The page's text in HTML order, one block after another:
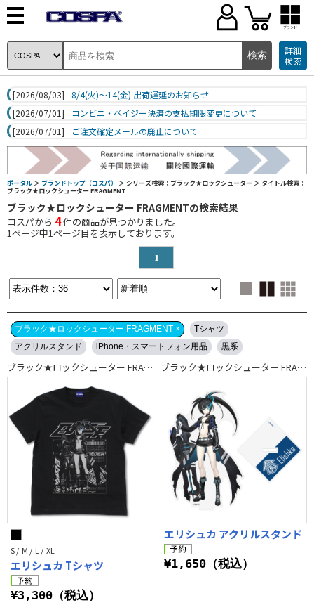
ブランド
詳細
検索
[2026/08/03]
8/4(火)～14(金) 出荷遅延のお知らせ
[2026/07/01]
コンビニ・ペイジー決済の支払期限変更について
[2026/07/01]
ご注文確定メールの廃止について
ポータル ＞ ブランドトップ（コスパ） ＞ シリーズ検索：ブラック★ロックシューター ＞ タイトル検索：
ブラック★ロックシューター FRAGMENT
ブラック★ロックシューター FRAGMENTの検索結果
コスパから 4件の商品が見つかりました。
1ページ中1ページ目を表示しております。
1
ブラック★ロックシューター FRAGMENT ×
Tシャツ
アクリルスタンド
iPhone・スマートフォン用品 黒系
ブラック★ロックシューター FRAGMENT
S / M / L / XL
エリシュカ Tシャツ
¥3,300（税込）
ブラック★ロックシューター FRAGMENT
エリシュカ アクリルスタンド
¥1,650（税込）